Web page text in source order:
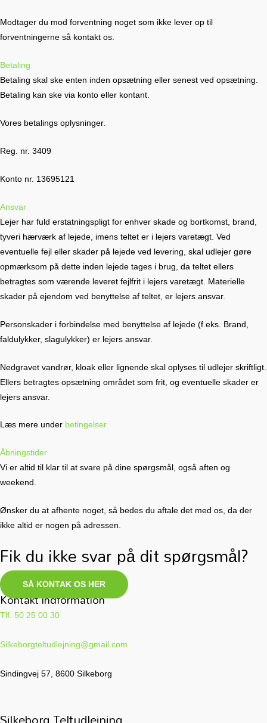
Modtager du mod forventning noget som ikke lever op til
forventningerne så kontakt os.
Betaling
Betaling skal ske enten inden opsætning eller senest ved opsætning.
Betaling kan ske via konto eller kontant.
Vores betalings oplysninger.
Reg. nr. 3409
Konto nr. 13695121
Ansvar
Lejer har fuld erstatningspligt for enhver skade og bortkomst, brand,
tyveri hærværk af lejede, imens teltet er i lejers varetægt. Ved
eventuelle fejl eller skader på lejede ved levering, skal udlejer gøre
opmærksom på dette inden lejede tages i brug, da teltet ellers
betragtes som værende leveret fejlfrit i lejers varetægt. Materielle
skader på ejendom ved benyttelse af teltet, er lejers ansvar.
Personskader i forbindelse med benyttelse af lejede (f.eks. Brand,
faldulykker, slagulykker) er lejers ansvar.
Nedgravet vandrør, kloak eller lignende skal oplyses til udlejer skriftligt.
Ellers betragtes opsætning området som frit, og eventuelle skader er
lejers ansvar.
Læs mere under betingelser
Åbningstider
Vi er altid til klar til at svare på dine spørgsmål, også aften og
weekend.
Ønsker du at afhente noget, så bedes du aftale det med os, da der
ikke altid er nogen på adressen.
Fik du ikke svar på dit spørgsmål?
SÅ KONTAK OS HER
Kontakt indformation
Tlf. 50 25 00 30
Silkeborgteltudlejning@gmail.com
Sindingvej 57, 8600 Silkeborg